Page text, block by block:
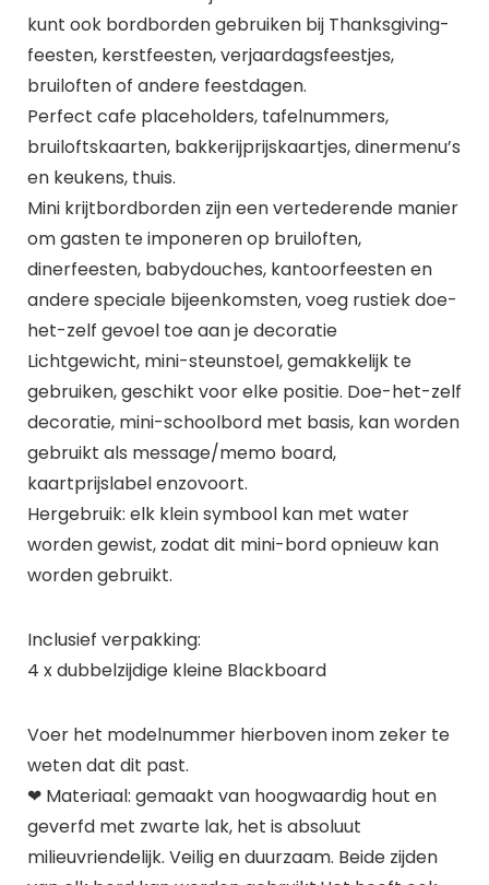
kunt ook bordborden gebruiken bij Thanksgiving-
feesten, kerstfeesten, verjaardagsfeestjes,
bruiloften of andere feestdagen.
Perfect cafe placeholders, tafelnummers,
bruiloftskaarten, bakkerijprijskaartjes, dinermenu’s
en keukens, thuis.
Mini krijtbordborden zijn een vertederende manier
om gasten te imponeren op bruiloften,
dinerfeesten, babydouches, kantoorfeesten en
andere speciale bijeenkomsten, voeg rustiek doe-
het-zelf gevoel toe aan je decoratie
Lichtgewicht, mini-steunstoel, gemakkelijk te
gebruiken, geschikt voor elke positie. Doe-het-zelf
decoratie, mini-schoolbord met basis, kan worden
gebruikt als message/memo board,
kaartprijslabel enzovoort.
Hergebruik: elk klein symbool kan met water
worden gewist, zodat dit mini-bord opnieuw kan
worden gebruikt.
Inclusief verpakking:
4 x dubbelzijdige kleine Blackboard
Voer het modelnummer hierboven inom zeker te
weten dat dit past.
❤ Materiaal: gemaakt van hoogwaardig hout en
geverfd met zwarte lak, het is absoluut
milieuvriendelijk. Veilig en duurzaam. Beide zijden